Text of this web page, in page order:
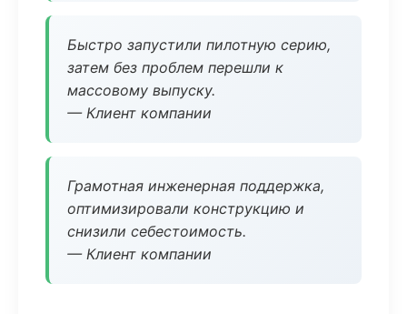
Быстро запустили пилотную серию,
затем без проблем перешли к
массовому выпуску.
— Клиент компании
Грамотная инженерная поддержка,
оптимизировали конструкцию и
снизили себестоимость.
— Клиент компании